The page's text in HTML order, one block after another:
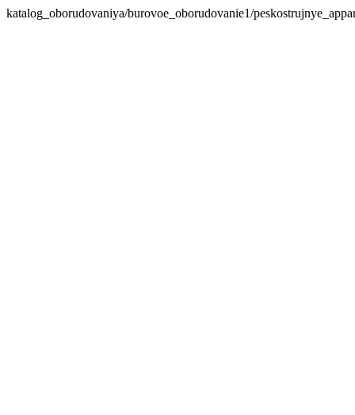
katalog_oborudovaniya/burovoe_oborudovanie1/